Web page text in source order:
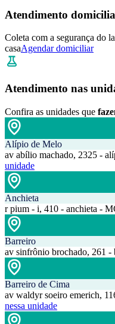
Atendimento
Coleta com a segurança do
casaAgendar domiciliar
Atendimento nas
Confira as unidades que
Alípio de Melo
av abílio machado, 2325 -
unidade
Anchieta
r pium - i, 410 - anchieta -
Barreiro
av sinfrônio brochado, 261 -
Barreiro de Cima
av waldyr soeiro emerich,
nessa unidade